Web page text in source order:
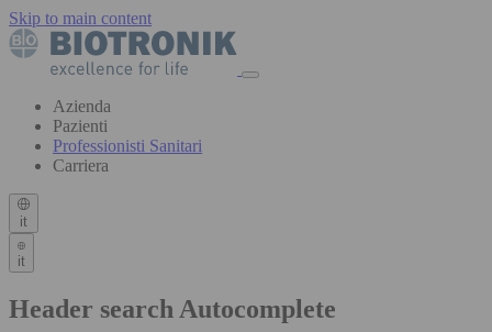
Skip to main content
Azienda
Pazienti
Professionisti Sanitari
Carriera
it
it
Header search Autocomplete